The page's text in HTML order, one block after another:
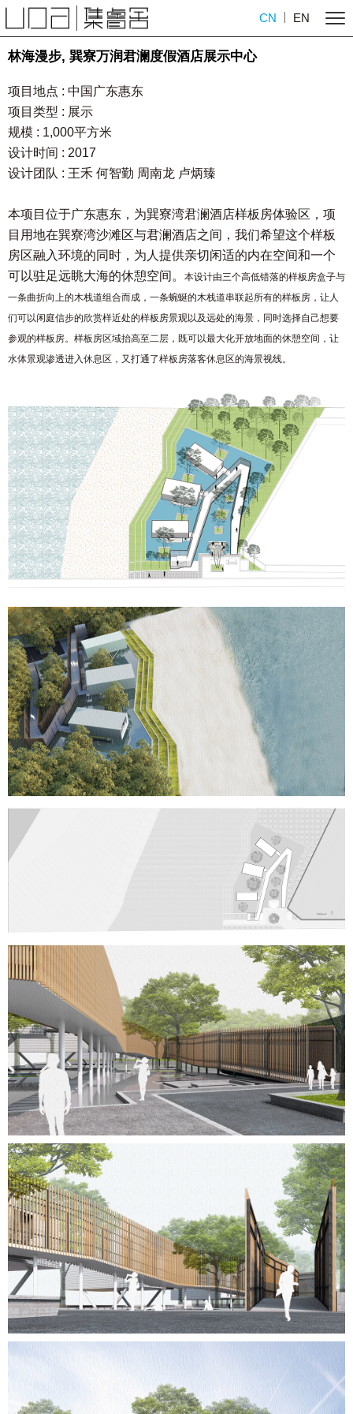
CN EN
林海漫步, 巽寮万润君澜度假酒店展示中心
项目地点 : 中国广东惠东
项目类型 : 展示
规模 : 1,000平方米
设计时间 : 2017
设计团队 : 王禾 何智勤 周南龙 卢炳臻
本项目位于广东惠东，为巽寮湾君澜酒店样板房体验区， 项
目用地在巽寮湾沙滩区与君澜酒店之间，我们希望这个样板
房区融入环境的同时，为人提供亲切闲适的内在空间和一个
可以驻足远眺大海的休憩空间。
本设计由三个高低错落的样板房盒子与
一条曲折向上的木栈道组合而成，一条蜿蜒的木栈道串联起所有的样板房，让人
们可以闲庭信步的欣赏样近处的样板房景观以及远处的海景，同时选择自己想要
参观的样板房。样板房区域抬高至二层，既可以最大化开放地面的休憩空间，让
水体景观渗透进入休息区，又打通了样板房落客休息区的海景视线。